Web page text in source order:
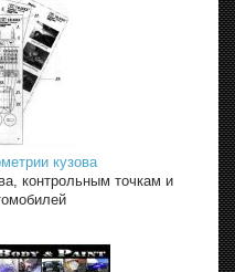
кузова
контрольным точкам и